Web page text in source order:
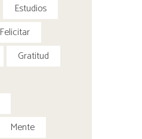
Estudios
Felicitar
Gratitud
Mente